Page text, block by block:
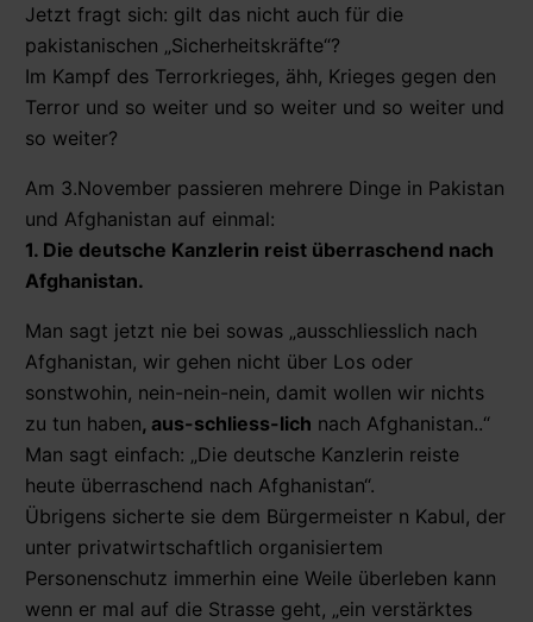
Jetzt fragt sich: gilt das nicht auch für die
pakistanischen „Sicherheitskräfte“?
Im Kampf des Terrorkrieges, ähh, Krieges gegen den
Terror und so weiter und so weiter und so weiter und
so weiter?
Am 3.November passieren mehrere Dinge in Pakistan
und Afghanistan auf einmal:
1. Die deutsche Kanzlerin reist überraschend nach
Afghanistan.
Man sagt jetzt nie bei sowas „ausschliesslich nach
Afghanistan, wir gehen nicht über Los oder
sonstwohin, nein-nein-nein, damit wollen wir nichts
zu tun haben, aus-schliess-lich nach Afghanistan..“
Man sagt einfach: „Die deutsche Kanzlerin reiste
heute überraschend nach Afghanistan“.
Übrigens sicherte sie dem Bürgermeister n Kabul, der
unter privatwirtschaftlich organisiertem
Personenschutz immerhin eine Weile überleben kann
wenn er mal auf die Strasse geht, „ein verstärktes